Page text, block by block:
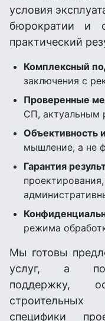
условия
бюрократии и
практический
Комплексный
заключения с
Проверенные
СП, актуальным
Объективность
мышление, а не
Гарантия
режима
Мы готовы
услуг, а
поддержку,
специфики